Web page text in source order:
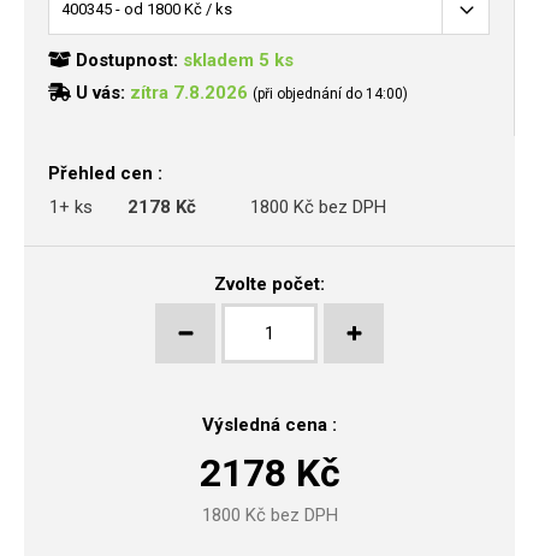
Dostupnost: skladem 5 ks
U vás: zítra 7.8.2026 (při objednání do 14:00)
Přehled cen :
1+ ks
2178 Kč 1800 Kč bez DPH
Zvolte počet:
Výsledná cena :
2178 Kč
1800 Kč bez DPH